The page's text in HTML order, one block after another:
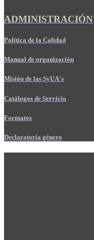
ADMINISTRACIÓN
Política de la Calidad
Manual de organización
Misión de las SyUA's
Catálogos de Servicio
Formatos
Declaratoria género